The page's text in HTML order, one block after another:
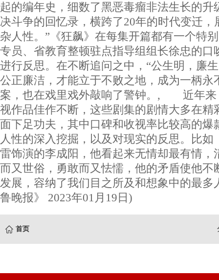
起的编年史，细数了黑恶毒瘤非法生长的升
决斗争的回忆录，横跨了20年的时代变迁
杂人性。”《狂飙》在每集开篇都有一个特
专员、省教育整顿驻点指导组组长徐忠的口
进行反思。在不断追问之中，“公生明，廉
公正廉洁，才能立于不败之地，成为一柄永
案，也在戏里戏外敲响了警钟。, 近年来
视作品佳作不断，这些剧集的剧情大多在精
面下足功夫，其中口碑和收视率比较高的爆
人性的深入挖掘，以及对现实的反思。比如
雷饰演的李成阳，他看起来无情却最有情，
而又世俗，勇敢而又怯懦，他的矛盾使他不
发展，容纳了我们目之所及和想象中的
鲁晚报》 2023年01月19日)
首页